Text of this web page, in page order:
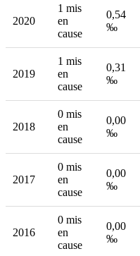
2020
1 mis
en
cause
0,54
‰
2019
1 mis
en
cause
0,31
‰
2018
0 mis
en
cause
0,00
‰
2017
0 mis
en
cause
0,00
‰
2016
0 mis
en
cause
0,00
‰